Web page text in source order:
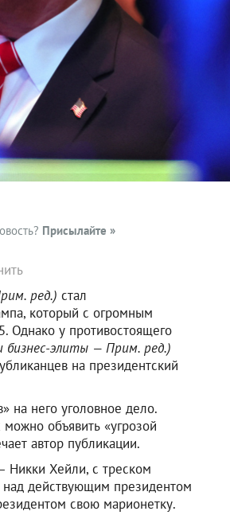
Присылайте »
ред.) стал
который с огромным
Однако у противостоящего
элиты — Прим. ред.)
на президентский
на него уголовное дело.
объявить «угрозой
автор публикации.
Никки Хейли, с треском
действующим президентом
свою марионетку.